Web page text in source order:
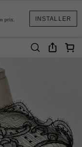
INSTALLER
prix.